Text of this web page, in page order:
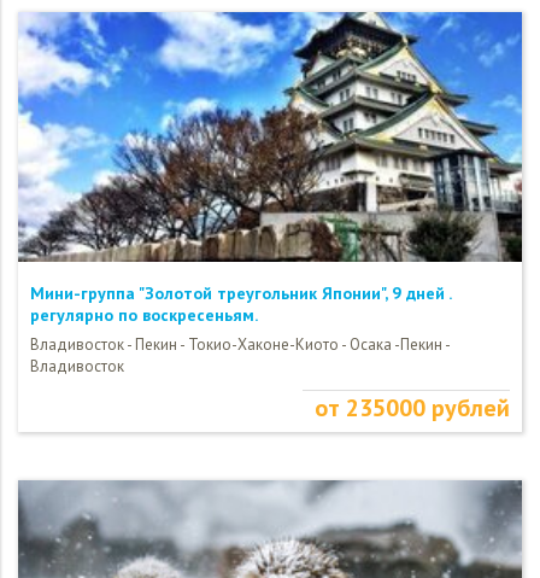
Мини-группа "Золотой треугольник Японии", 9 дней .
регулярно по воскресеньям.
Владивосток - Пекин - Токио-Хаконе-Киото - Осака -Пекин -
Владивосток
от 235000 рублей